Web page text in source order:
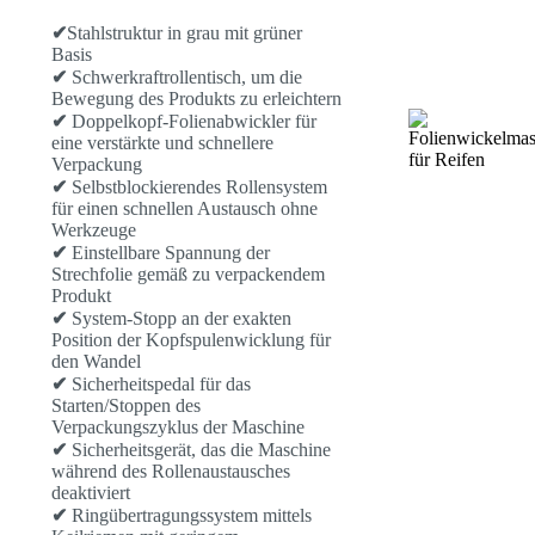
✔Stahlstruktur in grau mit grüner
Basis
✔ Schwerkraftrollentisch, um die
Bewegung des Produkts zu erleichtern
✔ Doppelkopf-Folienabwickler für
eine verstärkte und schnellere
Verpackung
✔ Selbstblockierendes Rollensystem
für einen schnellen Austausch ohne
Werkzeuge
✔ Einstellbare Spannung der
Strechfolie gemäß zu verpackendem
Produkt
✔ System-Stopp an der exakten
Position der Kopfspulenwicklung für
den Wandel
✔ Sicherheitspedal für das
Starten/Stoppen des
Verpackungszyklus der Maschine
✔ Sicherheitsgerät, das die Maschine
während des Rollenaustausches
deaktiviert
✔ Ringübertragungssystem mittels